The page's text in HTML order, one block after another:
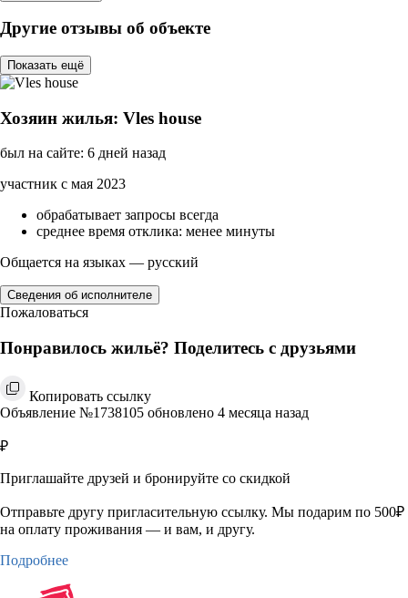
Другие отзывы об объекте
Показать ещё
Хозяин жилья: Vles house
был на сайте: 6 дней назад
участник с мая 2023
обрабатывает запросы всегда
среднее время отклика: менее минуты
Общается на языках — русский
Сведения об исполнителе
Пожаловаться
Понравилось жильё? Поделитесь с друзьями
Копировать ссылку
Объявление №1738105 обновлено 4 месяца назад
₽
Приглашайте друзей и бронируйте со скидкой
Отправьте другу пригласительную ссылку. Мы подарим по 500₽
на оплату проживания — и вам, и другу.
Подробнее